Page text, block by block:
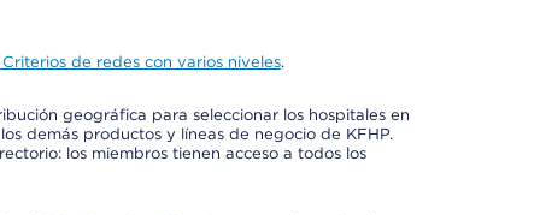
de redes con varios niveles.
geográfica para seleccionar los hospitales en
demás productos y líneas de negocio de KFHP.
los miembros tienen acceso a todos los